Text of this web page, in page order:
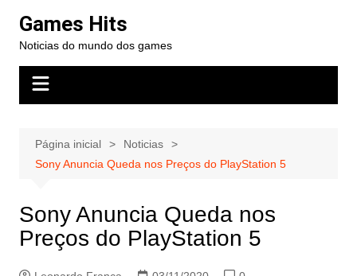
para
conteúdo
Games Hits
Noticias do mundo dos games
Página inicial
Noticias
Sony Anuncia Queda nos Preços do PlayStation 5
Sony Anuncia Queda nos
Preços do PlayStation 5